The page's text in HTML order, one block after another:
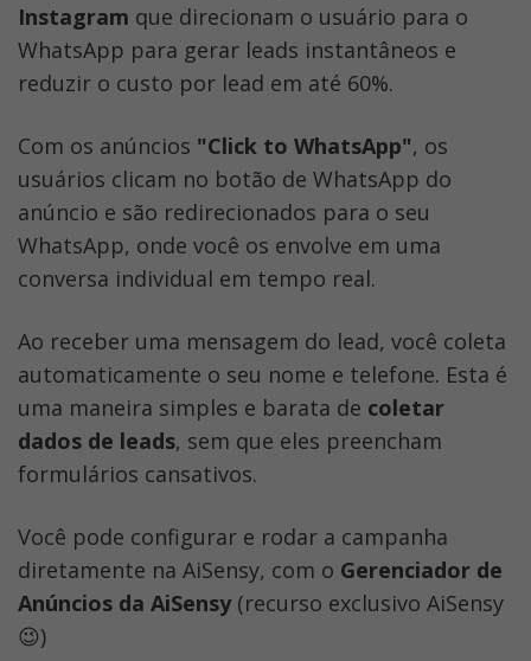
Instagram que direcionam o usuário para o
WhatsApp para gerar leads instantâneos e
reduzir o custo por lead em até 60%.
Com os anúncios "Click to WhatsApp", os
usuários clicam no botão de WhatsApp do
anúncio e são redirecionados para o seu
WhatsApp, onde você os envolve em uma
conversa individual em tempo real.
Ao receber uma mensagem do lead, você coleta
automaticamente o seu nome e telefone. Esta é
uma maneira simples e barata de coletar
dados de leads, sem que eles preencham
formulários cansativos.
Você pode configurar e rodar a campanha
diretamente na AiSensy, com o Gerenciador de
Anúncios da AiSensy (recurso exclusivo AiSensy
😉)